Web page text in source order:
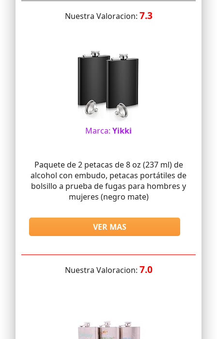
Nuestra Valoracion: 7.3
Marca: Yikki
Paquete de 2 petacas de 8 oz (237 ml) de
alcohol con embudo, petacas portátiles de
bolsillo a prueba de fugas para hombres y
mujeres (negro mate)
VER MAS
Nuestra Valoracion: 7.0